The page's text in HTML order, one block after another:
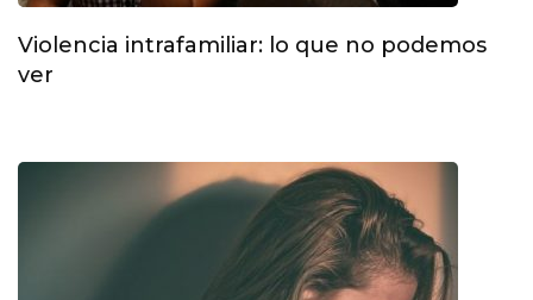
Violencia intrafamiliar: lo que no podemos
ver